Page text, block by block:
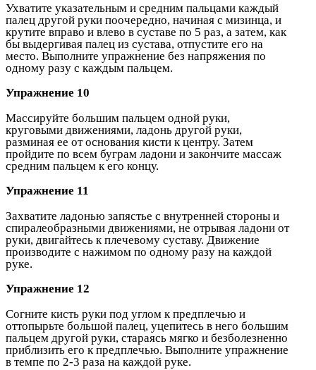
Ухватите указательным и средним пальцами каждый
палец другой руки поочередно, начиная с мизинца, и
крутите вправо и влево в суставе по 5 раз, а затем, как
бы выдергивая палец из сустава, отпустите его на
место. Выполните упражнение без напряжения по
одному разу с каждым пальцем.
Упражнение 10
Массируйте большим пальцем одной руки,
круговыми движениями, ладонь другой руки,
разминая ее от основания кисти к центру. Затем
пройдите по всем буграм ладони и закончите массаж
средним пальцем к его концу.
Упражнение 11
Захватите ладонью запястье с внутренней стороны и
спиралеобразными движениями, не отрывая ладони от
руки, двигайтесь к плечевому суставу. Движение
производите с нажимом по одному разу на каждой
руке.
Упражнение 12
Согните кисть руки под углом к предплечью и
оттопырьте большой палец, уцепитесь в него большим
пальцем другой руки, стараясь мягко и безболезненно
приблизить его к предплечью. Выполните упражнение
в темпе по 2-3 раза на каждой руке.